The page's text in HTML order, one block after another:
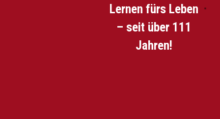
Lernen fürs Leben
– seit über 111
Jahren!